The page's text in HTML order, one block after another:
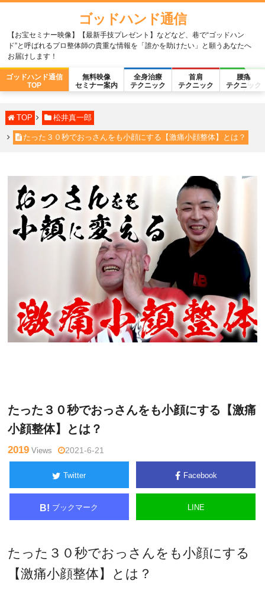
ゴッドハンド通信
【お宝セミナー映像】【最新手技プレゼント】などなど、巷で“ゴッドハン
ド”と呼ばれるプロ整体師の貴重な情報を「誰かを助けたい」と願うあなたへ
お届けします！
ゴッドハンド通信
TOP
無料映像
セミナー案内
全身治療
テクニック
首肩
テクニック
腰痛
テクニック
TOP 松井真一郎
たった３０秒でおっさんをも小顔にする【激痛小顔整体】とは？
たった３０秒でおっさんをも小顔にする【激痛
小顔整体】とは？
2019 Views 2021-6-21
Twitter Facebook
B! ブックマーク LINE
たった３０秒でおっさんをも小顔にする
【激痛小顔整体】とは？